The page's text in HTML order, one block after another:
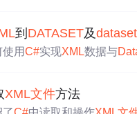
包括手动添加数据行以及
到 DATASET及dataset
使用C#实现XML数据与
XML文件方法